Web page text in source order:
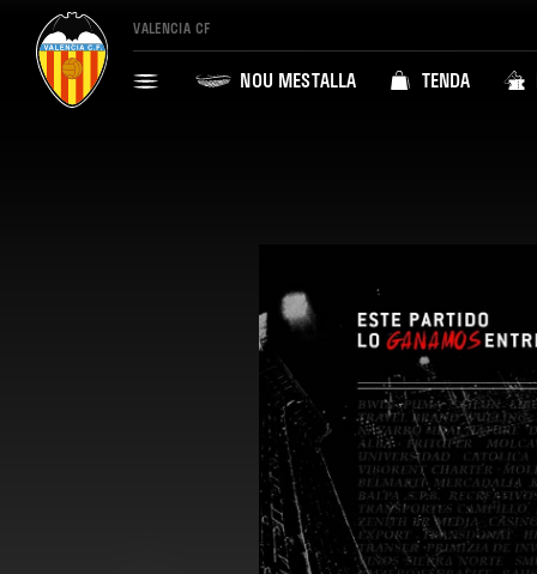
VALENCIA CF
NOU MESTALLA TENDA